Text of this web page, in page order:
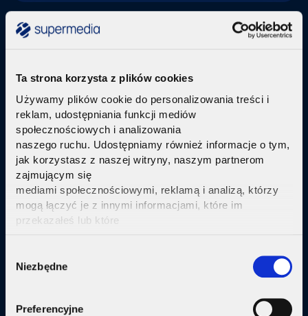
Ta strona korzysta z plików cookies
Używamy plików cookie do personalizowania treści i
reklam, udostępniania funkcji mediów
społecznościowych i analizowania
naszego ruchu. Udostępniamy również informacje o tym,
jak korzystasz z naszej witryny, naszym partnerom
zajmującym się
mediami społecznościowymi, reklamą i analizą, którzy
mogą łączyć je z innymi informacjami, które im
przekazałeś lub które
Selection
Niezbędne
Preferencyjne
Telewizja Replay
Pakiety internetu z nowoczesną telewizją
technologi IPTV Replay TV.
Sprawdź